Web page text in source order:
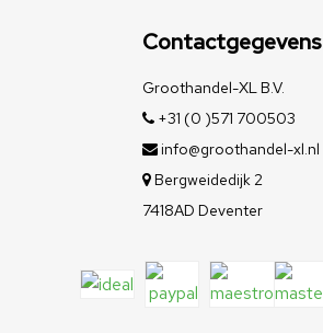
Contactgegevens
Groothandel-XL B.V.
+31 (0 )571 700503
info@groothandel-xl.nl
Bergweidedijk 2
7418AD Deventer